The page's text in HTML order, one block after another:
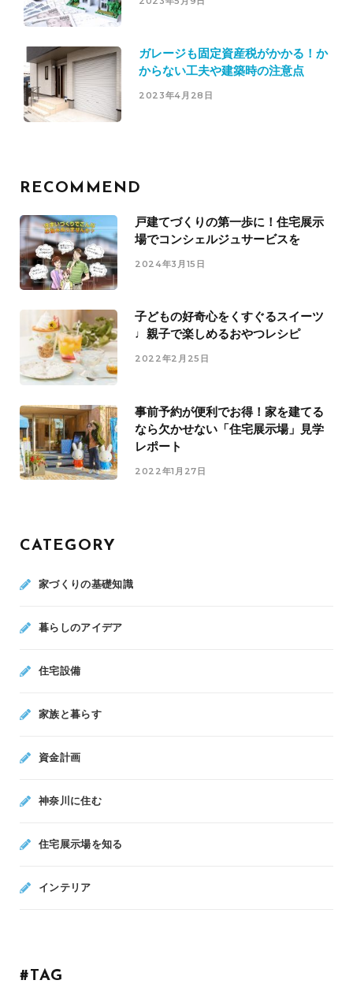
ガレージも固定資産税がかかる！か
からない工夫や建築時の注意点
2023年4月28日
RECOMMEND
戸建てづくりの第一歩に！住宅展示
場でコンシェルジュサービスを
2024年3月15日
子どもの好奇心をくすぐるスイーツ
♩親子で楽しめるおやつレシピ
2022年2月25日
事前予約が便利でお得！家を建てる
なら欠かせない「住宅展示場」見学
レポート
2022年1月27日
CATEGORY
家づくりの基礎知識
暮らしのアイデア
住宅設備
家族と暮らす
資金計画
神奈川に住む
住宅展示場を知る
インテリア
#TAG